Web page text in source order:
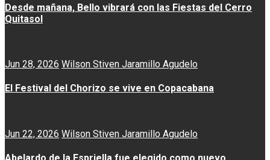
Desde mañana, Bello vibrará con las Fiestas del Cerro
Quitasol
Jun 28, 2026 Wilson Stiven Jaramillo Agudelo
El Festival del Chorizo se vive en Copacabana
Jun 22, 2026 Wilson Stiven Jaramillo Agudelo